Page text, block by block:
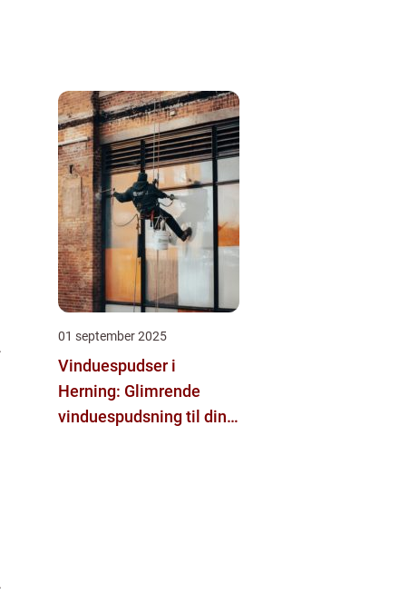
01 september 2025
Vinduespudser i
Herning: Glimrende
vinduespudsning til din